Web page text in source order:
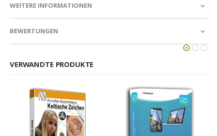
WEITERE INFORMATIONEN
BEWERTUNGEN
VERWANDTE PRODUKTE